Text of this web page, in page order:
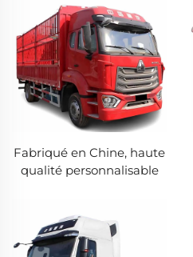
Fabriqué en Chine, haute
qualité personnalisable
acier haute résistance
Camion-benne